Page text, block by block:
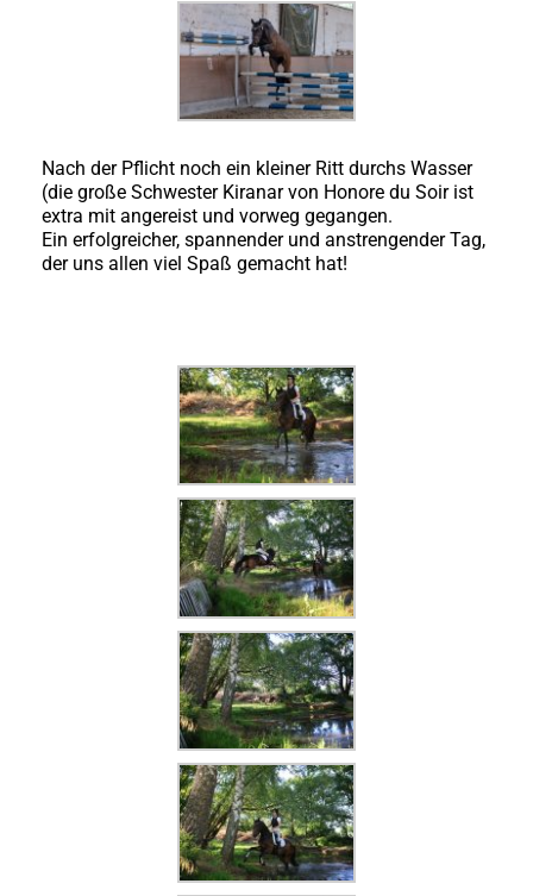
Nach der Pflicht noch ein kleiner Ritt durchs Wasser
(die große Schwester Kiranar von Honore du Soir ist
extra mit angereist und vorweg gegangen.
Ein erfolgreicher, spannender und anstrengender Tag,
der uns allen viel Spaß gemacht hat!